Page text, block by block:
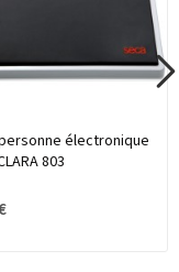
électronique
803